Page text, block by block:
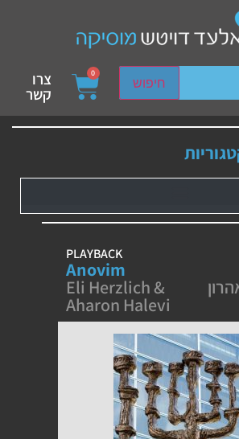
חיפוש
device users, explore by touch or
0 צרו
קשר
PLAYBACK
Anovim
Eli Herzlich &
Aharon Halevi